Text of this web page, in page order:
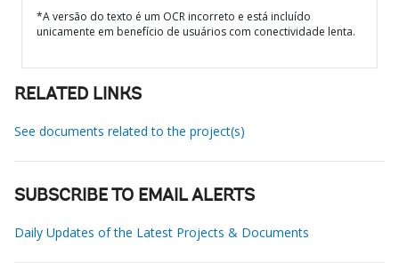
*A versão do texto é um OCR incorreto e está incluído
unicamente em benefício de usuários com conectividade lenta.
RELATED LINKS
See documents related to the project(s)
SUBSCRIBE TO EMAIL ALERTS
Daily Updates of the Latest Projects & Documents